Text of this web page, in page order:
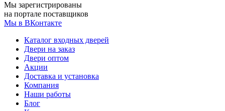
Мы зарегистрированы
на портале поставщиков
Мы в ВКонтакте
Каталог входных дверей
Двери на заказ
Двери оптом
Акции
Доставка и установка
Компания
Наши работы
Блог